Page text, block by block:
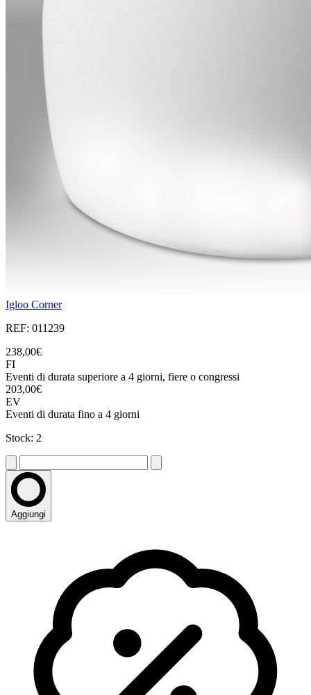
Igloo Corner
REF: 011239
238,00€
FI
Eventi di durata superiore a 4 giorni, fiere o congressi
203,00€
EV
Eventi di durata fino a 4 giorni
Stock: 2
Aggiungi